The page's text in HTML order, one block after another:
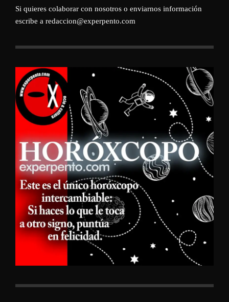
Si quieres colaborar con nosotros o enviarnos información
escribe a redaccion@experpento.com